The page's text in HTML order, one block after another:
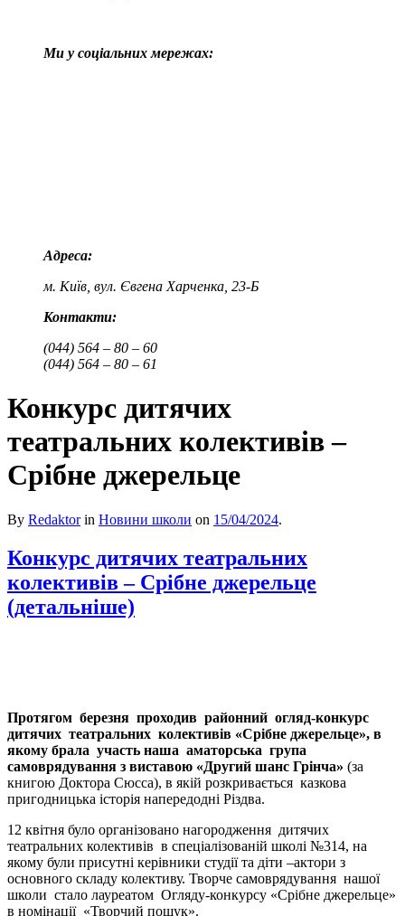
Ми у соціальних мережах:
Адреса:
м. Київ, вул. Євгена Харченка, 23-Б
Контакти:
(044) 564 – 80 – 60
(044) 564 – 80 – 61
Конкурс дитячих
театральних колективів –
Срібне джерельце
By Redaktor in Новини школи on 15/04/2024.
Конкурс дитячих театральних
колективів – Срібне джерельце
(детальніше)
Протягом березня проходив районний огляд-конкурс
дитячих театральних колективів «Срібне джерельце», в
якому брала участь наша аматорська група
самоврядування з виставою «Другий шанс Грінча» (за
книгою Доктора Сюсса), в якій розкривається казкова
пригодницька історія напередодні Різдва.
12 квітня було організовано нагородження дитячих
театральних колективів в спеціалізованій школі №314, на
якому були присутні керівники студії та діти –актори з
основного складу колективу. Творче самоврядування нашої
школи стало лауреатом Огляду-конкурсу «Срібне джерельце»
в номінації «Творчий пошук».